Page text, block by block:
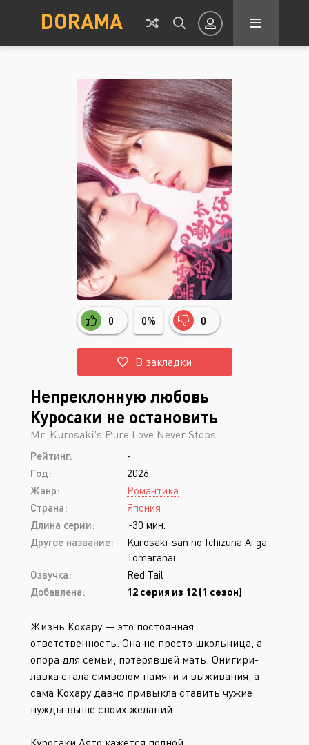
DORAMA
Авторизация
Запомнить
ВОЙТИ НА САЙТ
Регистрация Восстановить пароль
Или войти через
0 0% 0
В закладки
Непреклонную любовь
Куросаки не остановить
Mr. Kurosaki's Pure Love Never Stops
Рейтинг:
-
Год:
2026
Жанр:
Романтика
Страна:
Япония
Длина серии:
~30 мин.
Другое название:
Kurosaki-san no Ichizuna Ai ga
Tomaranai
Озвучка:
Red Tail
Добавлена:
12 серия из 12 (1 сезон)
Жизнь Кохару — это постоянная
ответственность. Она не просто школьница, а
опора для семьи, потерявшей мать. Онигири-
лавка стала символом памяти и выживания, а
сама Кохару давно привыкла ставить чужие
нужды выше своих желаний.
Куросаки Аято кажется полной